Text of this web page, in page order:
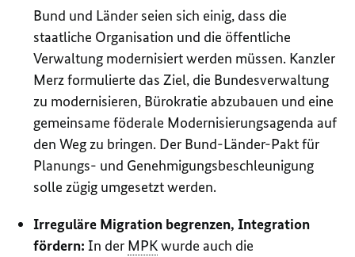
Bund und Länder seien sich einig, dass die
staatliche Organisation und die öffentliche
Verwaltung modernisiert werden müssen. Kanzler
Merz formulierte das Ziel, die Bundesverwaltung
zu modernisieren, Bürokratie abzubauen und eine
gemeinsame föderale Modernisierungsagenda auf
den Weg zu bringen. Der Bund-Länder-Pakt für
Planungs- und Genehmigungsbeschleunigung
solle zügig umgesetzt werden.
Irreguläre Migration begrenzen, Integration
fördern:In der MPKwurde auch die